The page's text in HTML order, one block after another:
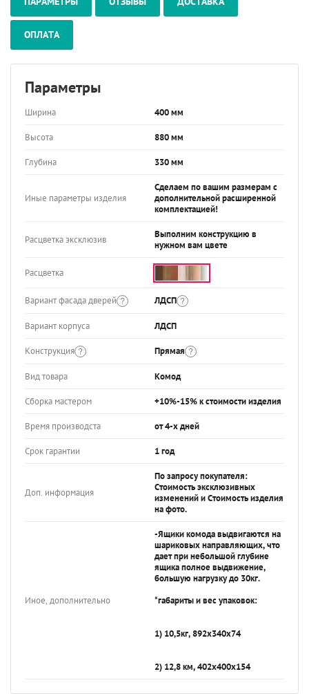
ОПЛАТА
Параметры
Ширина 400 мм
Высота 880 мм
Глубина 330 мм
Иные параметры изделия
Сделаем по вашим размерам с
дополнительной расширенной
комплектацией!
Расцветка эксклюзив
Выполним конструкцию в
нужном вам цвете
Расцветка
Вариант фасада дверей ЛДСП
Вариант корпуса ЛДСП
Конструкция Прямая
Вид товара Комод
Сборка мастером +10%-15% к стоимости изделия
Время производста от 4-х дней
Срок гарантии 1 год
Доп. информация
По запросу покупателя:
Стоимость эксклюзивных
изменений и Стоимость изделия
на фото.
Иное, дополнительно
-Ящики комода выдвигаются на
шариковых направляющих, что
дает при небольшой глубине
ящика полное выдвижение,
большую нагрузку до 30кг.
*габариты и вес упаковок:
1) 10,5кг, 892х340х74
2) 12,8 км, 402х400х154